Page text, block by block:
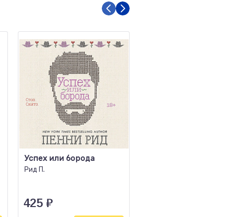
Успех или борода
Рид П.
425 ₽